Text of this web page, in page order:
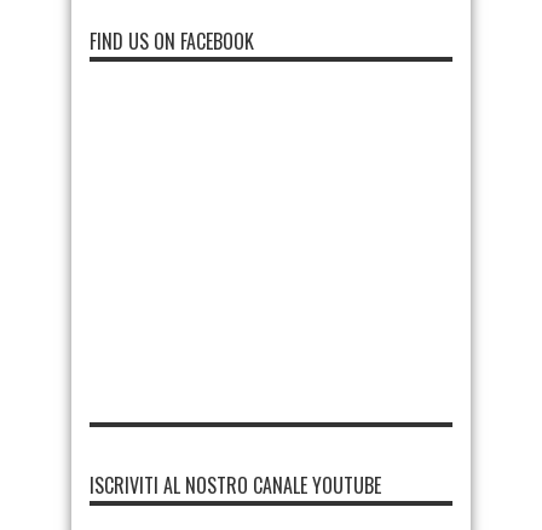
FIND US ON FACEBOOK
ISCRIVITI AL NOSTRO CANALE YOUTUBE